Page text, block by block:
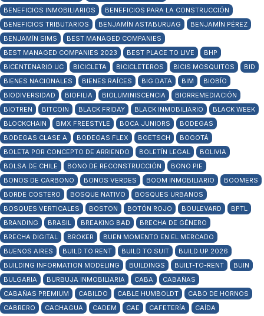
BENEFICIOS INMOBILIARIOS
BENEFICIOS PARA LA CONSTRUCCIÓN
BENEFICIOS TRIBUTARIOS
BENJAMÍN ASTABURUAG
BENJAMÍN PÉREZ
BENJAMÍN SIMS
BEST MANAGED COMPANIES
BEST MANAGED COMPANIES 2023
BEST PLACE TO LIVE
BHP
BICENTENARIO UC
BICICLETA BICICLETEROS BICIS MOSQUITOS
BID
BIENES NACIONALES
BIENES RAÍCES BIG DATA BIM
BIOBÍO
BIODIVERSIDAD
BIOFILIA BIOLUMINISCENCIA
BIORREMEDIACIÓN
BIOTREN
BITCOIN BLACK FRIDAY BLACK INMOBILIARIO
BLACK WEEK
BLOCKCHAIN
BMX FREESTYLE BOCA JUNIORS
BODEGAS
BODEGAS CLASE A
BODEGAS FLEX BOETSCH
BOGOTÁ
BOLETA POR CONCEPTO DE ARRIENDO
BOLETÍN LEGAL
BOLIVIA
BOLSA DE CHILE
BONO DE RECONSTRUCCIÓN
BONO PIE
BONOS DE CARBONO
BONOS VERDES BOOM INMOBILIARIO
BOOMERS
BORDE COSTERO
BOSQUE NATIVO
BOSQUES URBANOS
BOSQUES VERTICALES
BOSTON BOTÓN ROJO BOULEVARD
BPTL
BRANDING
BRASIL BREAKING BAD
BRECHA DE GÉNERO
BRECHA DIGITAL
BROKER
BUEN MOMENTO EN EL MERCADO
BUENOS AIRES
BUILD TO RENT BUILD TO SUIT
BUILD UP 2026
BUILDING INFORMATION MODELING
BUILDINGS BUILT-TO-RENT
BUIN
BULGARIA
BURBUJA INMOBILIARIA CABA
CABAÑAS
CABAÑAS PREMIUM
CABILDO CABLE HUMBOLDT
CABO DE HORNOS
CABRERO
CACHAGUA CADEM CAE CAFETERÍA
CAÍDA